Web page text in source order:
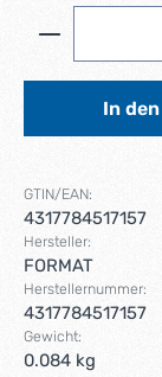
Produkt
In
GTIN/EAN:
4317784517157
Hersteller:
FORMAT
Herstellernummer:
4317784517157
Gewicht:
0.084 kg